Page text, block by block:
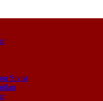
Sıvısı